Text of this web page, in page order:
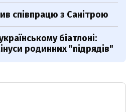
співпрацю з Санітрою
біатлоні:
родинних "підрядів"